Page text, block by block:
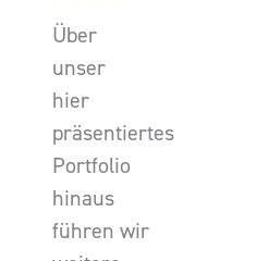
Über
unser
hier
präsentiertes
Portfolio
hinaus
führen wir